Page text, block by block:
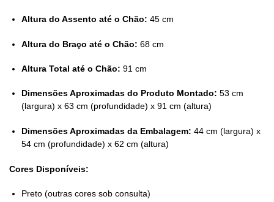
Altura do Assento até o Chão: 45 cm
Altura do Braço até o Chão: 68 cm
Altura Total até o Chão: 91 cm
Dimensões Aproximadas do Produto Montado: 53 cm
(largura) x 63 cm (profundidade) x 91 cm (altura)
Dimensões Aproximadas da Embalagem: 44 cm (largura) x
54 cm (profundidade) x 62 cm (altura)
Cores Disponíveis:
Preto (outras cores sob consulta)